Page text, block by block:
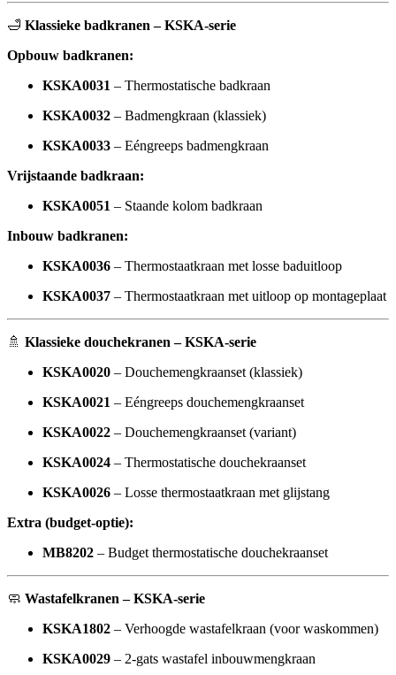
🛁 Klassieke badkranen – KSKA-serie
Opbouw badkranen:
KSKA0031 – Thermostatische badkraan
KSKA0032 – Badmengkraan (klassiek)
KSKA0033 – Eéngreeps badmengkraan
Vrijstaande badkraan:
KSKA0051 – Staande kolom badkraan
Inbouw badkranen:
KSKA0036 – Thermostaatkraan met losse baduitloop
KSKA0037 – Thermostaatkraan met uitloop op montageplaat
🚿 Klassieke douchekranen – KSKA-serie
KSKA0020 – Douchemengkraanset (klassiek)
KSKA0021 – Eéngreeps douchemengkraanset
KSKA0022 – Douchemengkraanset (variant)
KSKA0024 – Thermostatische douchekraanset
KSKA0026 – Losse thermostaatkraan met glijstang
Extra (budget-optie):
MB8202 – Budget thermostatische douchekraanset
🧼 Wastafelkranen – KSKA-serie
KSKA1802 – Verhoogde wastafelkraan (voor waskommen)
KSKA0029 – 2-gats wastafel inbouwmengkraan